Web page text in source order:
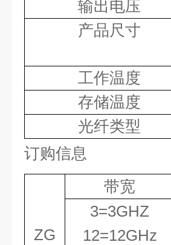
输出电压
产品尺寸
工作温度
存储温度
光纤类型
订购信息
ZG
带宽
3=3GHZ
12=12GHz